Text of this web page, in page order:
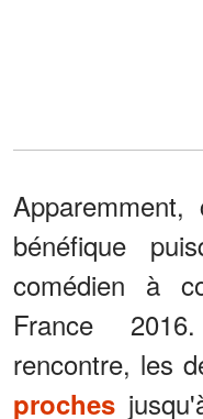
bénéfique
comédien à
France
rencontre, les
proches